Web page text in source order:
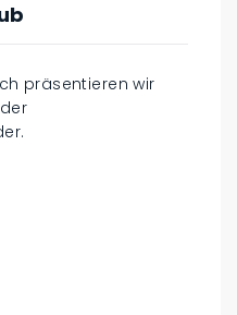
präsentieren wir